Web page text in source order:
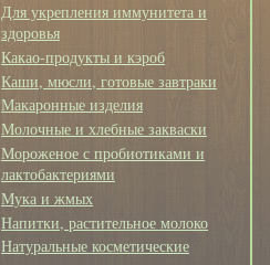
Для укрепления иммунитета и
здоровья
Какао-продукты и кэроб
Каши, мюсли, готовые завтраки
Макаронные изделия
Молочные и хлебные закваски
Мороженое с пробиотиками и
лактобактериями
Мука и жмых
Напитки, растительное молоко
Натуральные косметические